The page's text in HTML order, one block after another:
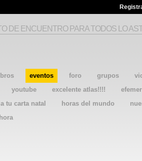
eventos foro grupos
youtube excelente atlas!!!!
tu carta natal horas del mundo
DE ENCUENTRO PARA TODOS LO